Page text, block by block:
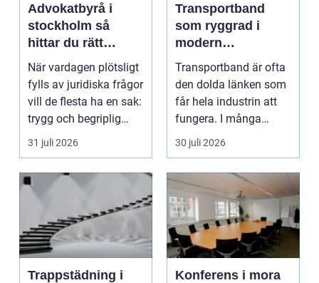
Advokatbyrå i
stockholm så
hittar du rätt
juridisk hjälp
När vardagen plötsligt
fylls av juridiska frågor
vill de flesta ha en sak:
trygg och begriplig
hjälp...
31 juli 2026
Transportband
som ryggrad i
modern
produktion
Transportband är ofta
den dolda länken som
får hela industrin att
fungera. I många
fabriker, termina...
30 juli 2026
Trappstädning i
Konferens i mora